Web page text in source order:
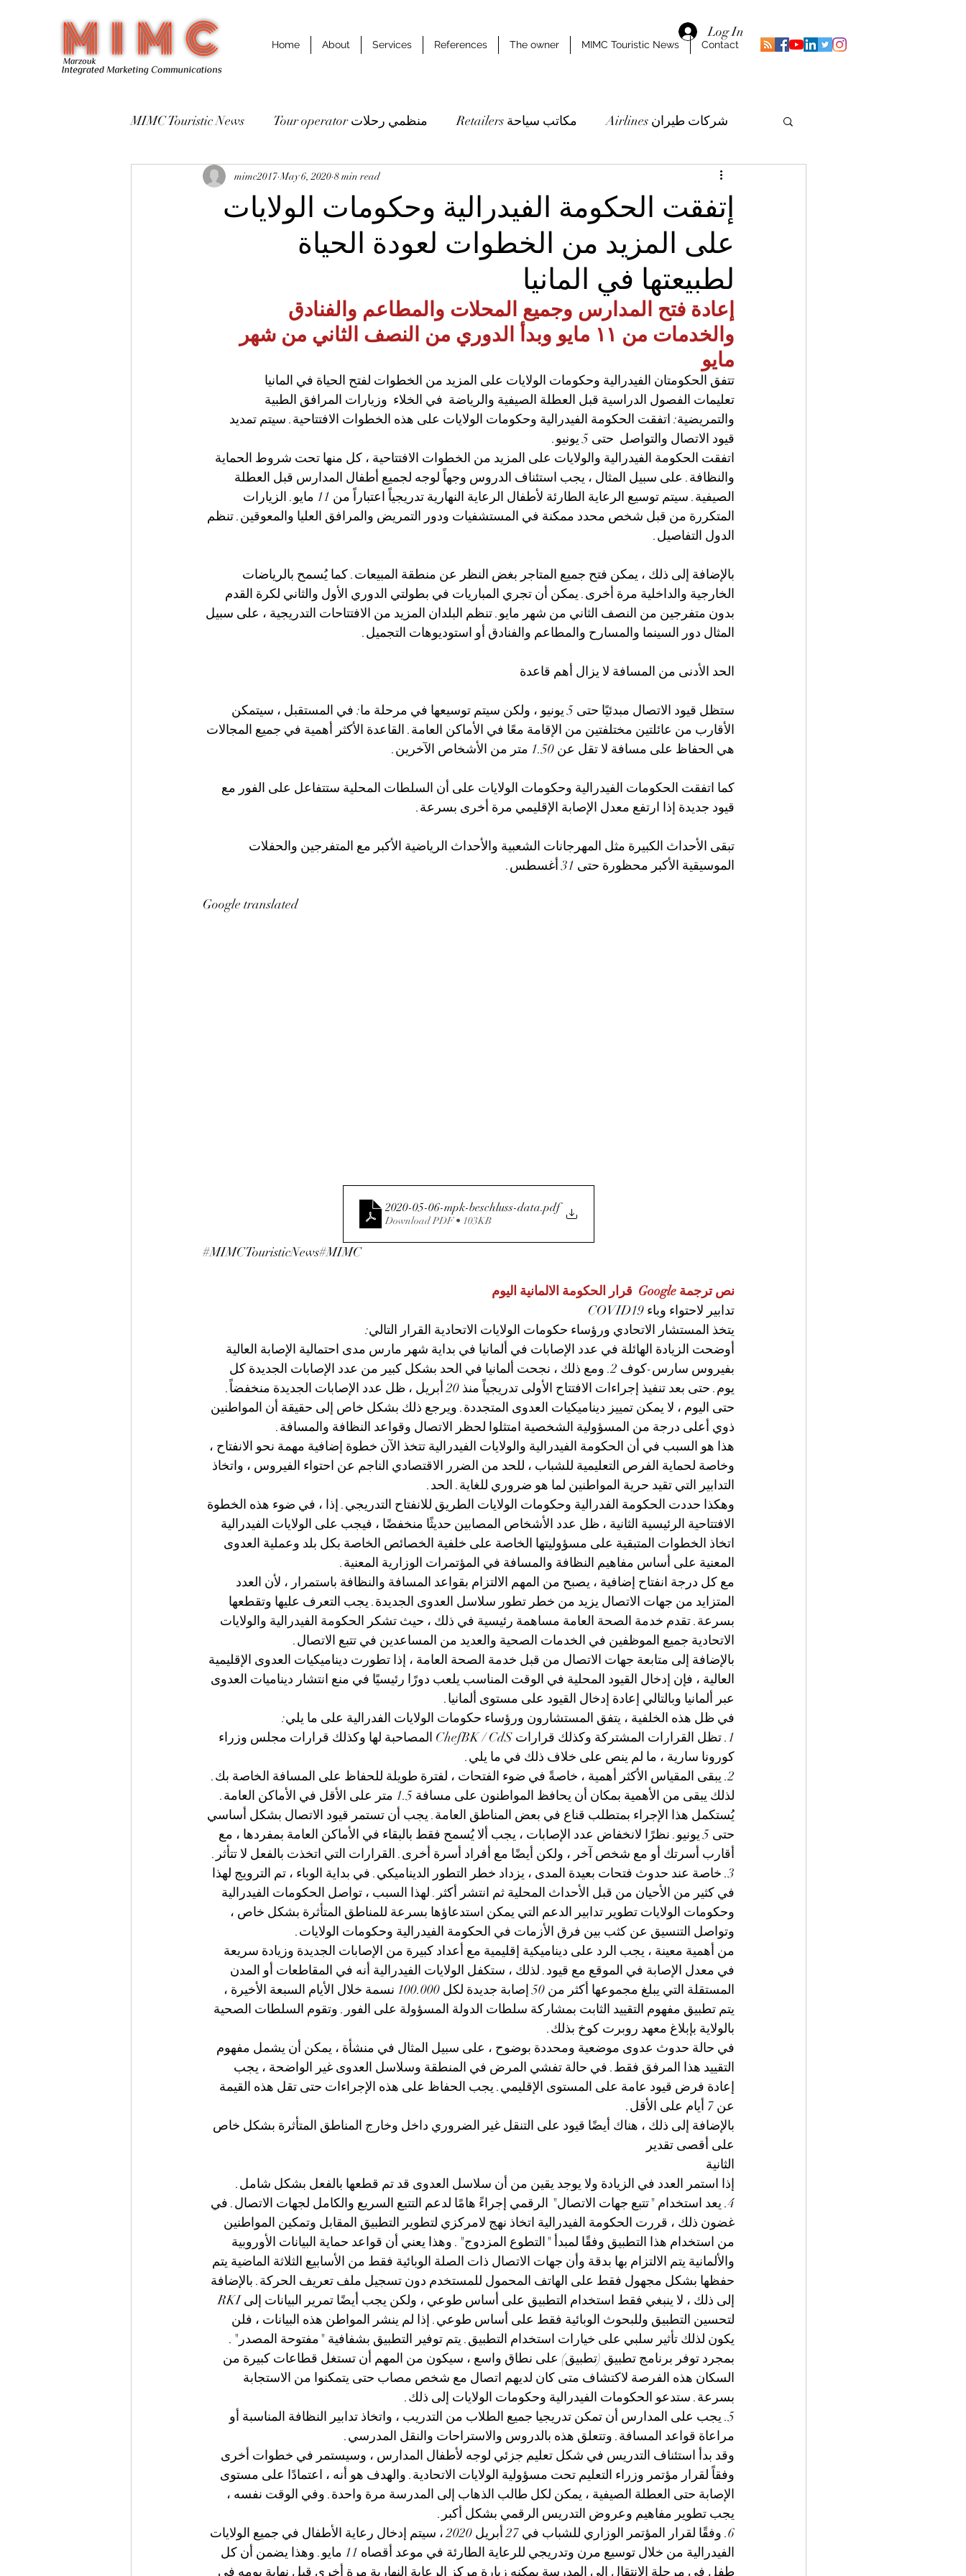
Log In
Home About Services References The owner MIMC Touristic News Contact
MIMC Touristic News Tour operator منظمي رحلات Retailers مكاتب سياحة Airlines شركات طيران
Destinations مقاصد سياحية
إتفقت الحكومة الفيدرالية وحكومات الولايات
على المزيد من الخطوات لعودة الحياة
لطبيعتها في المانيا
mimc2017 May 6, 2020 8 min read
إعادة فتح المدارس وجميع المحلات والمطاعم والفنادق
والخدمات من ١١ مايو وبدأ الدوري من النصف الثاني من شهر
مايو
تتفق الحكومتان الفيدرالية وحكومات الولايات على المزيد من الخطوات لفتح الحياة في المانيا
تعليمات الفصول الدراسية قبل العطلة الصيفية والرياضة  في الخلاء  وزيارات المرافق الطبية
والتمريضية: اتفقت الحكومة الفيدرالية وحكومات الولايات على هذه الخطوات الافتتاحية. سيتم تمديد
قيود الاتصال والتواصل  حتى 5 يونيو.
اتفقت الحكومة الفيدرالية والولايات على المزيد من الخطوات الافتتاحية ، كل منها تحت شروط الحماية
والنظافة. على سبيل المثال ، يجب استئناف الدروس وجهاً لوجه لجميع أطفال المدارس قبل العطلة
الصيفية. سيتم توسيع الرعاية الطارئة لأطفال الرعاية النهارية تدريجياً اعتباراً من 11 مايو. الزيارات
المتكررة من قبل شخص محدد ممكنة في المستشفيات ودور التمريض والمرافق العليا والمعوقين. تنظم
الدول التفاصيل.
بالإضافة إلى ذلك ، يمكن فتح جميع المتاجر بغض النظر عن منطقة المبيعات. كما يُسمح بالرياضات
الخارجية والداخلية مرة أخرى. يمكن أن تجري المباريات في بطولتي الدوري الأول والثاني لكرة القدم
بدون متفرجين من النصف الثاني من شهر مايو. تنظم البلدان المزيد من الافتتاحات التدريجية ، على سبيل
المثال دور السينما والمسارح والمطاعم والفنادق أو استوديوهات التجميل.
الحد الأدنى من المسافة لا يزال أهم قاعدة
ستظل قيود الاتصال مبدئيًا حتى 5 يونيو ، ولكن سيتم توسيعها في مرحلة ما: في المستقبل ، سيتمكن
الأقارب من عائلتين مختلفتين من الإقامة معًا في الأماكن العامة. القاعدة الأكثر أهمية في جميع المجالات
هي الحفاظ على مسافة لا تقل عن 1.50 متر من الأشخاص الآخرين.
كما اتفقت الحكومات الفيدرالية وحكومات الولايات على أن السلطات المحلية ستتفاعل على الفور مع
قيود جديدة إذا ارتفع معدل الإصابة الإقليمي مرة أخرى بسرعة.
تبقى الأحداث الكبيرة مثل المهرجانات الشعبية والأحداث الرياضية الأكبر مع المتفرجين والحفلات
الموسيقية الأكبر محظورة حتى 31 أغسطس.
Google translated
2020-05-06-mpk-beschluss-data.pdf
Download PDF • 103KB
#MIMCTouristicNews#MIMC
نص ترجمة Google  قرار الحكومة الالمانية اليوم
تدابير لاحتواء وباء COVID19
يتخذ المستشار الاتحادي ورؤساء حكومات الولايات الاتحادية القرار التالي:
أوضحت الزيادة الهائلة في عدد الإصابات في ألمانيا في بداية شهر مارس مدى احتمالية الإصابة العالية
بفيروس سارس-كوف 2. ومع ذلك ، نجحت ألمانيا في الحد بشكل كبير من عدد الإصابات الجديدة كل
يوم. حتى بعد تنفيذ إجراءات الافتتاح الأولى تدريجياً منذ 20 أبريل ، ظل عدد الإصابات الجديدة منخفضاً.
حتى اليوم ، لا يمكن تمييز ديناميكيات العدوى المتجددة. ويرجع ذلك بشكل خاص إلى حقيقة أن المواطنين
ذوي أعلى درجة من المسؤولية الشخصية امتثلوا لحظر الاتصال وقواعد النظافة والمسافة.
هذا هو السبب في أن الحكومة الفيدرالية والولايات الفيدرالية تتخذ الآن خطوة إضافية مهمة نحو الانفتاح ،
وخاصة لحماية الفرص التعليمية للشباب ، للحد من الضرر الاقتصادي الناجم عن احتواء الفيروس ، واتخاذ
التدابير التي تقيد حرية المواطنين لما هو ضروري للغاية. الحد.
وهكذا حددت الحكومة الفدرالية وحكومات الولايات الطريق للانفتاح التدريجي. إذا ، في ضوء هذه الخطوة
الافتتاحية الرئيسية الثانية ، ظل عدد الأشخاص المصابين حديثًا منخفضًا ، فيجب على الولايات الفيدرالية
اتخاذ الخطوات المتبقية على مسؤوليتها الخاصة على خلفية الخصائص الخاصة بكل بلد وعملية العدوى
المعنية على أساس مفاهيم النظافة والمسافة في المؤتمرات الوزارية المعنية.
مع كل درجة انفتاح إضافية ، يصبح من المهم الالتزام بقواعد المسافة والنظافة باستمرار ، لأن العدد
المتزايد من جهات الاتصال يزيد من خطر تطور سلاسل العدوى الجديدة. يجب التعرف عليها وتقطعها
بسرعة. تقدم خدمة الصحة العامة مساهمة رئيسية في ذلك ، حيث تشكر الحكومة الفيدرالية والولايات
الاتحادية جميع الموظفين في الخدمات الصحية والعديد من المساعدين في تتبع الاتصال.
بالإضافة إلى متابعة جهات الاتصال من قبل خدمة الصحة العامة ، إذا تطورت ديناميكيات العدوى الإقليمية
العالية ، فإن إدخال القيود المحلية في الوقت المناسب يلعب دورًا رئيسيًا في منع انتشار ديناميات العدوى
عبر ألمانيا وبالتالي إعادة إدخال القيود على مستوى ألمانيا.
في ظل هذه الخلفية ، يتفق المستشارون ورؤساء حكومات الولايات الفدرالية على ما يلي:
1. تظل القرارات المشتركة وكذلك قرارات ChefBK / CdS المصاحبة لها وكذلك قرارات مجلس وزراء
كورونا سارية ، ما لم ينص على خلاف ذلك في ما يلي.
2. يبقى المقياس الأكثر أهمية ، خاصةً في ضوء الفتحات ، لفترة طويلة للحفاظ على المسافة الخاصة بك.
لذلك يبقى من الأهمية بمكان أن يحافظ المواطنون على مسافة 1.5 متر على الأقل في الأماكن العامة.
يُستكمل هذا الإجراء بمتطلب قناع في بعض المناطق العامة. يجب أن تستمر قيود الاتصال بشكل أساسي
حتى 5 يونيو. نظرًا لانخفاض عدد الإصابات ، يجب ألا يُسمح فقط بالبقاء في الأماكن العامة بمفردها ، مع
أقارب أسرتك أو مع شخص آخر ، ولكن أيضًا مع أفراد أسرة أخرى. القرارات التي اتخذت بالفعل لا تتأثر.
3. خاصة عند حدوث فتحات بعيدة المدى ، يزداد خطر التطور الديناميكي. في بداية الوباء ، تم الترويج لهذا
في كثير من الأحيان من قبل الأحداث المحلية ثم انتشر أكثر. لهذا السبب ، تواصل الحكومات الفيدرالية
وحكومات الولايات تطوير تدابير الدعم التي يمكن استدعاؤها بسرعة للمناطق المتأثرة بشكل خاص ،
وتواصل التنسيق عن كثب بين فرق الأزمات في الحكومة الفيدرالية وحكومات الولايات.
من أهمية معينة ، يجب الرد على ديناميكية إقليمية مع أعداد كبيرة من الإصابات الجديدة وزيادة سريعة
في معدل الإصابة في الموقع مع قيود. لذلك ، ستكفل الولايات الفيدرالية أنه في المقاطعات أو المدن
المستقلة التي يبلغ مجموعها أكثر من 50 إصابة جديدة لكل 100.000 نسمة خلال الأيام السبعة الأخيرة ،
يتم تطبيق مفهوم التقييد الثابت بمشاركة سلطات الدولة المسؤولة على الفور. وتقوم السلطات الصحية
بالولاية بإبلاغ معهد روبرت كوخ بذلك.
في حالة حدوث عدوى موضعية ومحددة بوضوح ، على سبيل المثال في منشأة ، يمكن أن يشمل مفهوم
التقييد هذا المرفق فقط. في حالة تفشي المرض في المنطقة وسلاسل العدوى غير الواضحة ، يجب
إعادة فرض قيود عامة على المستوى الإقليمي. يجب الحفاظ على هذه الإجراءات حتى تقل هذه القيمة
عن 7 أيام على الأقل.
بالإضافة إلى ذلك ، هناك أيضًا قيود على التنقل غير الضروري داخل وخارج المناطق المتأثرة بشكل خاص
على أقصى تقدير
الثانية
إذا استمر العدد في الزيادة ولا يوجد يقين من أن سلاسل العدوى قد تم قطعها بالفعل بشكل شامل.
4. يعد استخدام "تتبع جهات الاتصال" الرقمي إجراءً هامًا لدعم التتبع السريع والكامل لجهات الاتصال. في
غضون ذلك ، قررت الحكومة الفيدرالية اتخاذ نهج لامركزي لتطوير التطبيق المقابل وتمكين المواطنين
من استخدام هذا التطبيق وفقًا لمبدأ "التطوع المزدوج". وهذا يعني أن قواعد حماية البيانات الأوروبية
والألمانية يتم الالتزام بها بدقة وأن جهات الاتصال ذات الصلة الوبائية فقط من الأسابيع الثلاثة الماضية يتم
حفظها بشكل مجهول فقط على الهاتف المحمول للمستخدم دون تسجيل ملف تعريف الحركة. بالإضافة
إلى ذلك ، لا ينبغي فقط استخدام التطبيق على أساس طوعي ، ولكن يجب أيضًا تمرير البيانات إلى RKI
لتحسين التطبيق وللبحوث الوبائية فقط على أساس طوعي. إذا لم ينشر المواطن هذه البيانات ، فلن
يكون لذلك تأثير سلبي على خيارات استخدام التطبيق. يتم توفير التطبيق بشفافية "مفتوحة المصدر".
بمجرد توفر برنامج تطبيق (تطبيق) على نطاق واسع ، سيكون من المهم أن تستغل قطاعات كبيرة من
السكان هذه الفرصة لاكتشاف متى كان لديهم اتصال مع شخص مصاب حتى يتمكنوا من الاستجابة
بسرعة. ستدعو الحكومات الفيدرالية وحكومات الولايات إلى ذلك.
5. يجب على المدارس أن تمكن تدريجيا جميع الطلاب من التدريب ، واتخاذ تدابير النظافة المناسبة أو
مراعاة قواعد المسافة. وتتعلق هذه بالدروس والاستراحات والنقل المدرسي.
وقد بدأ استئناف التدريس في شكل تعليم جزئي لوجه لأطفال المدارس ، وسيستمر في خطوات أخرى
وفقاً لقرار مؤتمر وزراء التعليم تحت مسؤولية الولايات الاتحادية. والهدف هو أنه ، اعتمادًا على مستوى
الإصابة حتى العطلة الصيفية ، يمكن لكل طالب الذهاب إلى المدرسة مرة واحدة. وفي الوقت نفسه ،
يجب تطوير مفاهيم وعروض التدريس الرقمي بشكل أكبر.
6. وفقًا لقرار المؤتمر الوزاري للشباب في 27 أبريل 2020 ، سيتم إدخال رعاية الأطفال في جميع الولايات
الفيدرالية من خلال توسيع مرن وتدريجي للرعاية الطارئة في موعد أقصاه 11 مايو. وهذا يضمن أن كل
طفل في مرحلة الانتقال إلى المدرسة يمكنه زيارة مركز الرعاية النهارية مرة أخرى قبل نهاية يومه في